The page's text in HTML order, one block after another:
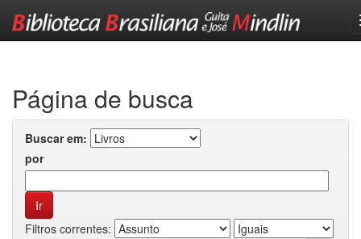
Página de busca
Buscar em:
por
Filtros correntes: